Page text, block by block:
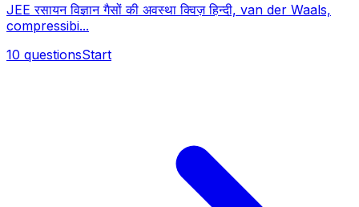
JEE रसायन विज्ञान गैसों की अवस्था क्विज़ हिन्दी, van der Waals,
compressibi...
10 questionsStart